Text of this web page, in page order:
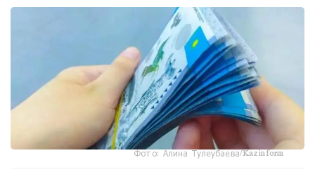
Фото: Алина Тулеубаева/Kazinform